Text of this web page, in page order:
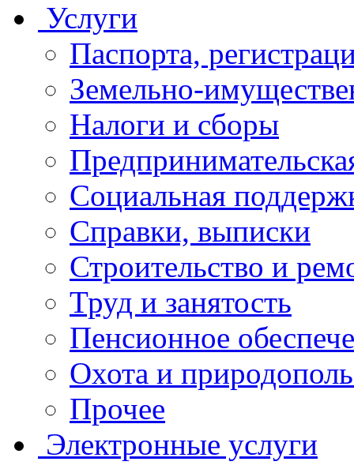
Услуги
Паспорта,
Земельно-
Налоги и сборы
Социальная
Справки, выписки
Строительство и
Труд и занятость
Пенсионное
Охота и
Прочее
Электронные услуги